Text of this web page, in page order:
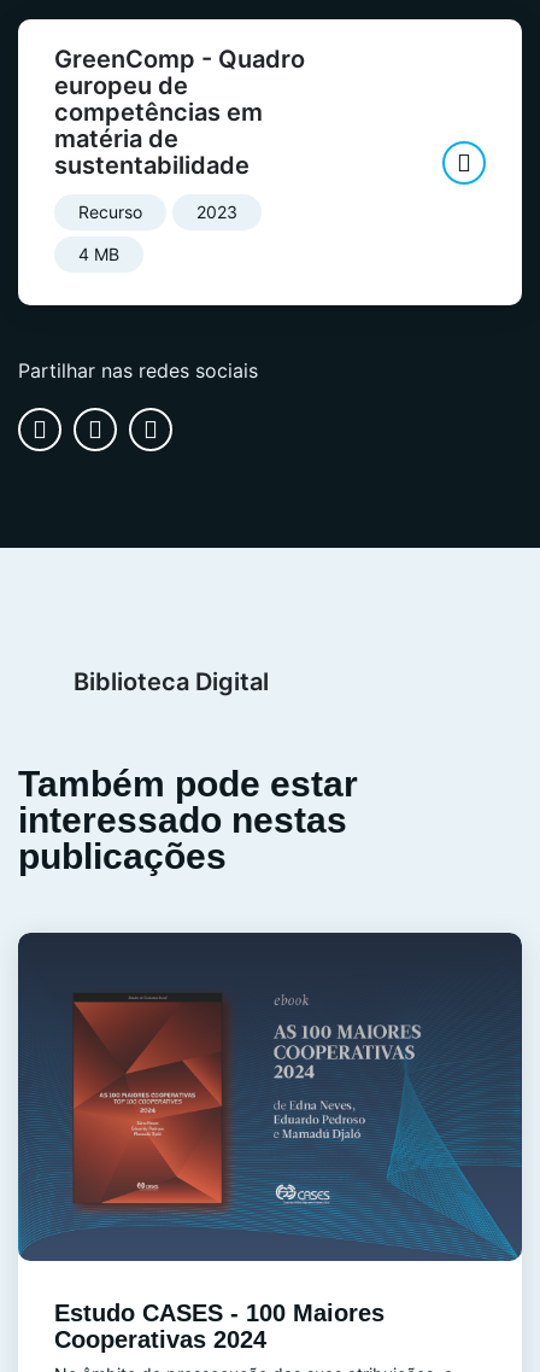
GreenComp - Quadro
europeu de
competências em
matéria de
sustentabilidade
Recurso 2023
4 MB
Partilhar nas redes sociais
Biblioteca Digital
Também pode estar
interessado nestas
publicações
Estudo CASES - 100 Maiores
Cooperativas 2024